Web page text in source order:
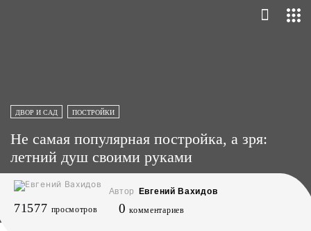
ДВОР И САД ПОСТРОЙКИ
Не самая популярная постройка, а зря:
летний душ своими руками
Автор Евгений Вахидов
71577 просмотров 0 комментариев